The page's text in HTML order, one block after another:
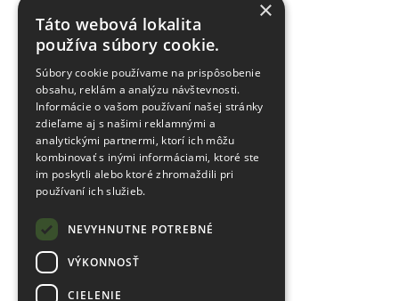
×
Táto webová lokalita
používa súbory cookie.
Súbory cookie používame na prispôsobenie
obsahu, reklám a analýzu návštevnosti.
Informácie o vašom používaní našej stránky
zdieľame aj s našimi reklamnými a
analytickými partnermi, ktorí ich môžu
kombinovať s inými informáciami, ktoré ste
im poskytli alebo ktoré zhromaždili pri
používaní ich služieb.
NEVYHNUTNE POTREBNÉ
VÝKONNOSŤ
CIELENIE